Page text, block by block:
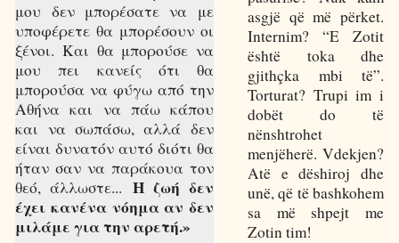
μου δεν μπορέσατε να με
υποφέρετε θα μπορέσουν οι
ξένοι. Και θα μπορούσε να
μου πει κανείς ότι θα
μπορούσα να φύγω από την
Αθήνα και να πάω κάπου
και να σωπάσω, αλλά δεν
είναι δυνατόν αυτό διότι θα
ήταν σαν να παράκουα τον
θεό, άλλωστε... Η ζωή δεν
έχει κανένα νόημα αν δεν
μιλάμε για την αρετή.»
asgjë që më përket.
Internim? “E Zotit
është toka dhe
gjithçka mbi të”.
Torturat? Trupi im i
dobët do të
nënshtrohet
menjëherë. Vdekjen?
Atë e dëshiroj dhe
unë, që të bashkohem
sa më shpejt me
Zotin tim!